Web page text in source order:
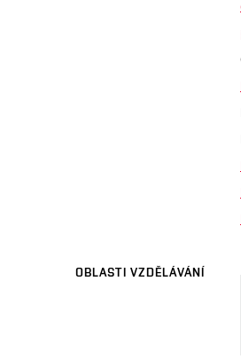
OBLASTI VZDĚLÁVÁNÍ